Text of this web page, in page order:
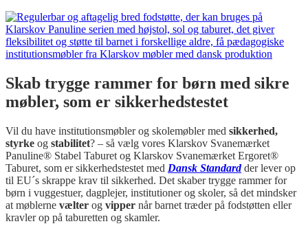
Skab trygge rammer for børn med sikre
møbler, som er sikkerhedstestet
Vil du have institutionsmøbler og skolemøbler med sikkerhed,
styrke og stabilitet? – så vælg vores Klarskov Svanemærket
Panuline® Stabel Taburet og Klarskov Svanemærket Ergoret®
Taburet, som er sikkerhedstestet med Dansk Standardder lever op
til EU´s skrappe krav til sikkerhed. Det skaber trygge rammer for
børn i vuggestuer, dagplejer, institutioner og skoler, så det mindsker
at møblerne vælter og vipper når barnet træder på fodstøtten eller
kravler op på taburetten og skamler.